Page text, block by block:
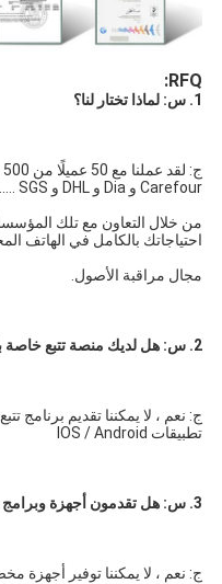
RFQ:
1. س: لماذا تختار لنا؟
Carefour و Dia و DHL و SGS ...... إلخ ،
احتياجاتك بالكامل في الهاتف
مجال مراقبة الأصول.
2. س: هل لديك منصة تتبع خاصة بك؟
تطبيقات IOS / Android
3. س: هل تقدمون أجهزة وبرامج مخصصة؟
ج: نعم ، لا يمكننا توفير